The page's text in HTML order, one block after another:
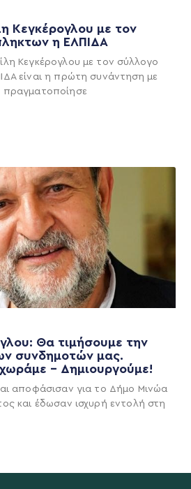
Κεγκέρογλου με τον
η ΕΛΠΙΔΑ
Κεγκέρογλου με τον σύλλογο
είναι η πρώτη συνάντηση με
πραγματοποίησε
Θα τιμήσουμε την
συνδημοτών μας.
– Δημιουργούμε!
αποφάσισαν για το Δήμο Μινώα
και έδωσαν ισχυρή εντολή στη